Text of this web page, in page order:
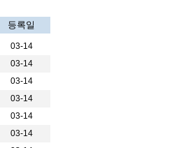
등록일
03-14
03-14
03-14
03-14
03-14
03-14